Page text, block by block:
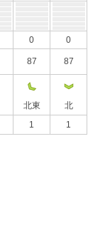
0 0
87 87
北東
北
1 1